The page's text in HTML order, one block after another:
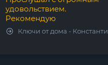
удовольствием.
Рекомендую
Ключи от дома - Константин Калбазов